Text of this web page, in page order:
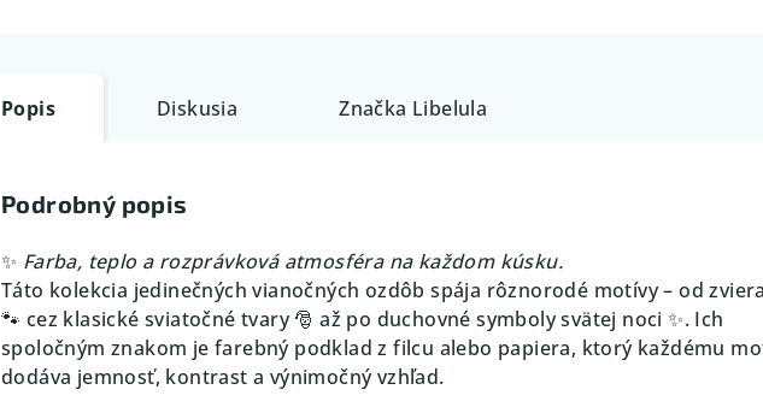
Popis Diskusia Značka Libelula
Podrobný popis
✨ Farba, teplo a rozprávková atmosféra na každom kúsku.
Táto kolekcia jedinečných vianočných ozdôb spája rôznorodé motívy – od
🐾 cez klasické sviatočné tvary 🎅 až po duchovné symboly svätej noci ✨. Ich
spoločným znakom je farebný podklad z filcu alebo papiera, ktorý každému
dodáva jemnosť, kontrast a výnimočný vzhľad.